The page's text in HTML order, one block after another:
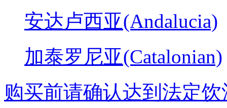
安达卢西亚(Andalucia)
加泰罗尼亚(Catalonian)
购买前请确认达到法定